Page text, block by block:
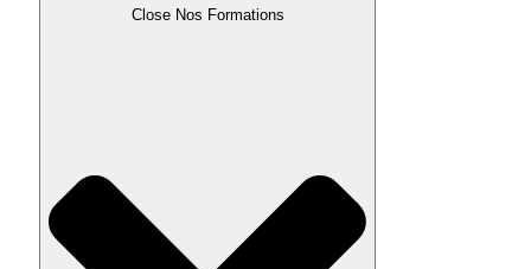
Close Nos Formations